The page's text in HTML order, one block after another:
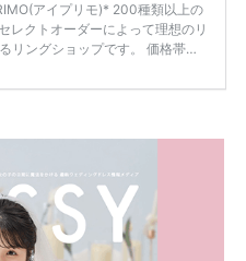
アイプリモ)* 200種類以上の
レクトオーダーによって理想のリ
リングショップです。 価格帯は2
にも20代の若い夫婦に人気のよ
ください🙏🏻https://t.co/CqTMZ
pic […]続きを読む